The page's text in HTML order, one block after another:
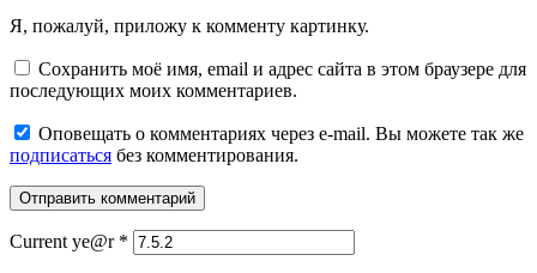
Я, пожалуй, приложу к комменту картинку.
Сохранить моё имя, email и адрес сайта в этом браузере для
последующих моих комментариев.
Оповещать о комментариях через e-mail. Вы можете так же
подписаться без комментирования.
Current ye@r *